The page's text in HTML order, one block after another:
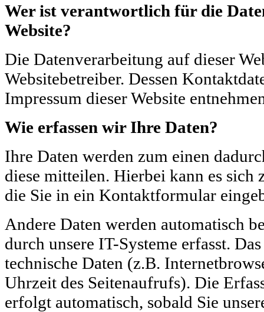
Wer ist verantwortlich für die
Website?
Die Datenverarbeitung auf dieser
Websitebetreiber. Dessen
Impressum dieser Website
Wie erfassen wir Ihre Daten?
Ihre Daten werden zum einen
diese mitteilen. Hierbei kann es sich
die Sie in ein Kontaktformular
Andere Daten werden automatisch
durch unsere IT-Systeme erfasst.
technische Daten (z.B.
Uhrzeit des Seitenaufrufs). Die
erfolgt automatisch, sobald Sie